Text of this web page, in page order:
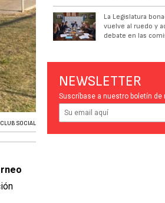
CLUB SOCIAL
La Legislatura
vuelve al ruedo y
debate en las
NEWSLETTER
Suscríbase a nuestro boletín de